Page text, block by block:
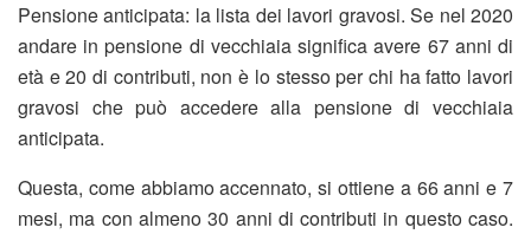
Pensione anticipata: la lista dei lavori gravosi. Se nel 2020
andare in pensione di vecchiaia significa avere 67 anni di
età e 20 di contributi, non è lo stesso per chi ha fatto lavori
gravosi che può accedere alla pensione di vecchiaia
anticipata.
Questa, come abbiamo accennato, si ottiene a 66 anni e 7
mesi, ma con almeno 30 anni di contributi in questo caso.